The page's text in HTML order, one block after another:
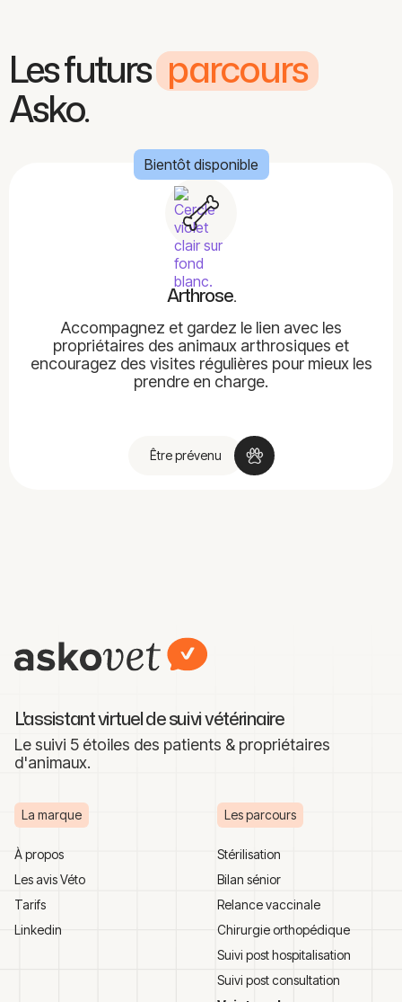
Les futurs parcours
Asko.
Arthrose.
Accompagnez et gardez le lien avec les
propriétaires des animaux arthrosiques et
encouragez des visites régulières pour mieux les
prendre en charge.
Bientôt disponible
Être prévenu
L'assistant virtuel de suivi vétérinaire
Le suivi 5 étoiles des patients & propriétaires
d'animaux.
La marque
À propos
Les avis Véto
Tarifs
Linkedin
Les parcours
Stérilisation
Bilan sénior
Relance vaccinale
Chirurgie orthopédique
Suivi post hospitalisation
Suivi post consultation